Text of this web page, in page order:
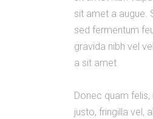
sit amet a augue.
sed fermentum
gravida nibh vel
a sit amet.
Donec quam
justo, fringilla vel,